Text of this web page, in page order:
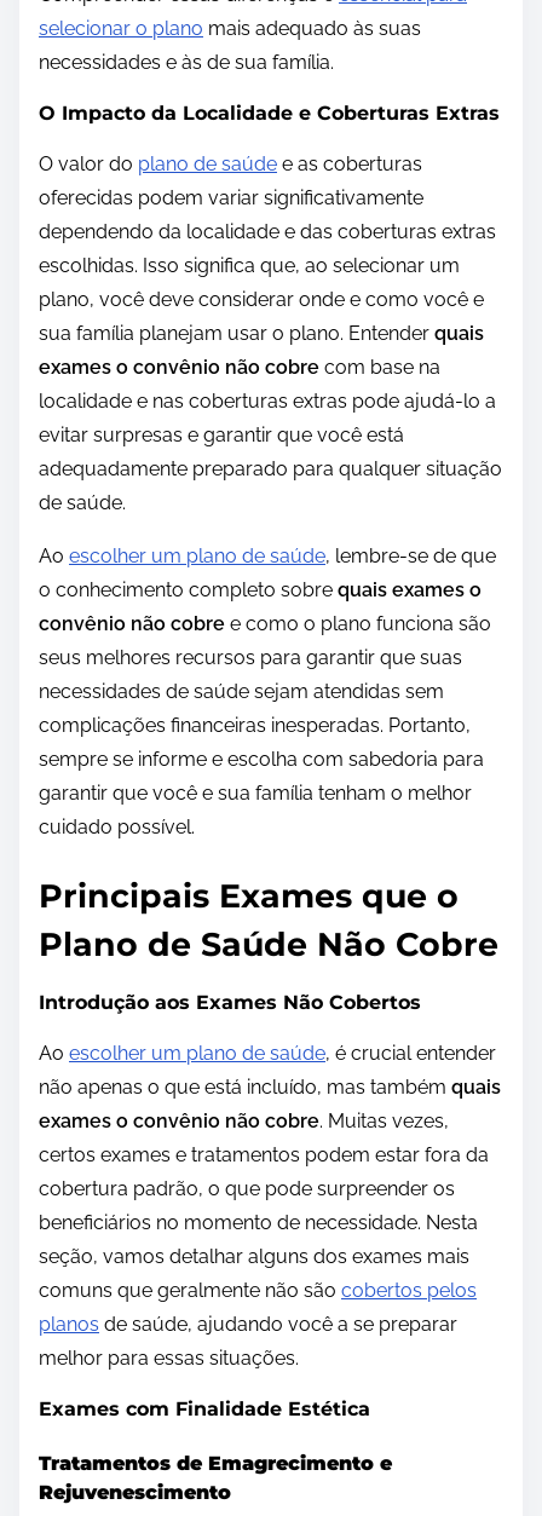
selecionar o plano mais adequado às suas
necessidades e às de sua família.
O Impacto da Localidade e Coberturas Extras
O valor do plano de saúde e as coberturas
oferecidas podem variar significativamente
dependendo da localidade e das coberturas extras
escolhidas. Isso significa que, ao selecionar um
plano, você deve considerar onde e como você e
sua família planejam usar o plano. Entender quais
exames o convênio não cobre com base na
localidade e nas coberturas extras pode ajudá-lo a
evitar surpresas e garantir que você está
adequadamente preparado para qualquer situação
de saúde.
Ao escolher um plano de saúde, lembre-se de que
o conhecimento completo sobre quais exames o
convênio não cobre e como o plano funciona são
seus melhores recursos para garantir que suas
necessidades de saúde sejam atendidas sem
complicações financeiras inesperadas. Portanto,
sempre se informe e escolha com sabedoria para
garantir que você e sua família tenham o melhor
cuidado possível.
Principais Exames que o
Plano de Saúde Não Cobre
Introdução aos Exames Não Cobertos
Ao escolher um plano de saúde, é crucial entender
não apenas o que está incluído, mas também quais
exames o convênio não cobre. Muitas vezes,
certos exames e tratamentos podem estar fora da
cobertura padrão, o que pode surpreender os
beneficiários no momento de necessidade. Nesta
seção, vamos detalhar alguns dos exames mais
comuns que geralmente não são cobertos pelos
planos de saúde, ajudando você a se preparar
melhor para essas situações.
Exames com Finalidade Estética
Tratamentos de Emagrecimento e
Rejuvenescimento